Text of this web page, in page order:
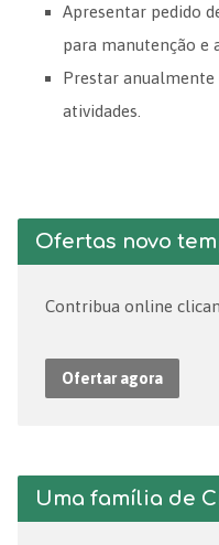
Apresentar pedido
para manutenção e
Prestar anualmente
atividades.
Ofertas novo
Contribua online
Ofertar agora
Uma família de